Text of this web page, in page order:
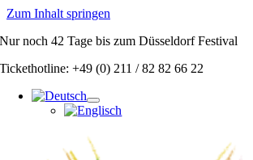
Zum Inhalt springen
Nur noch42 Tagebis zum Düsseldorf Festival
Tickethotline: +49 (0) 211 / 82 82 66 22